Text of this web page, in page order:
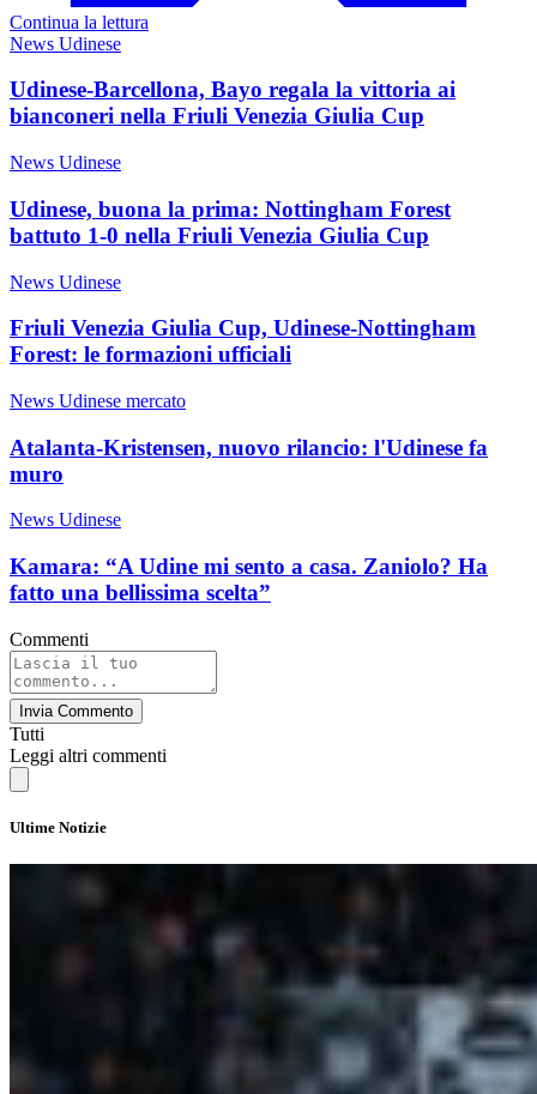
Continua la lettura
News Udinese
Udinese-Barcellona, Bayo regala la vittoria ai
bianconeri nella Friuli Venezia Giulia Cup
News Udinese
Udinese, buona la prima: Nottingham Forest
battuto 1-0 nella Friuli Venezia Giulia Cup
News Udinese
Friuli Venezia Giulia Cup, Udinese-Nottingham
Forest: le formazioni ufficiali
News Udinese mercato
Atalanta-Kristensen, nuovo rilancio: l'Udinese fa
muro
News Udinese
Kamara: “A Udine mi sento a casa. Zaniolo? Ha
fatto una bellissima scelta”
Commenti
Invia Commento
Tutti
Leggi altri commenti
Ultime Notizie